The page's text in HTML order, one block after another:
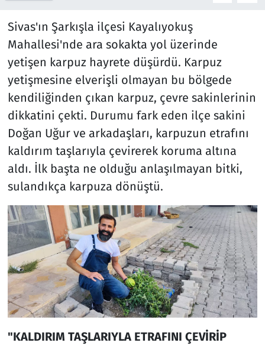
Sivas'ın Şarkışla ilçesi Kayalıyokuş
Mahallesi'nde ara sokakta yol üzerinde
yetişen karpuz hayrete düşürdü. Karpuz
yetişmesine elverişli olmayan bu bölgede
kendiliğinden çıkan karpuz, çevre sakinlerinin
dikkatini çekti. Durumu fark eden ilçe sakini
Doğan Uğur ve arkadaşları, karpuzun etrafını
kaldırım taşlarıyla çevirerek koruma altına
aldı. İlk başta ne olduğu anlaşılmayan bitki,
sulandıkça karpuza dönüştü.
"KALDIRIM TAŞLARIYLA ETRAFINI ÇEVİRİP
Spor
Teknoloji ve Bilim
Televizyon